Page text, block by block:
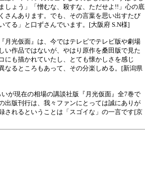
しょう」「憎むな、殺すな、ただせよ!!」心の底
さんあります。でも、その言葉を思い出すたび
てる」と口ずさんでいます。[大阪府 S.N様]
月光仮面』は、今ではテレビでテレビ版や劇場
い作品ではないが、やはり原作を桑田版で見た
にも描かれていたし、とても懐かしさを感じ
なるところもあって、その分楽しめる。[新潟県
が現在の相場の講談社版『月光仮面』全7巻で
出版刊行は、我々ファンにとっては誠にありが
されるということは「スゴイな」の一言です[京